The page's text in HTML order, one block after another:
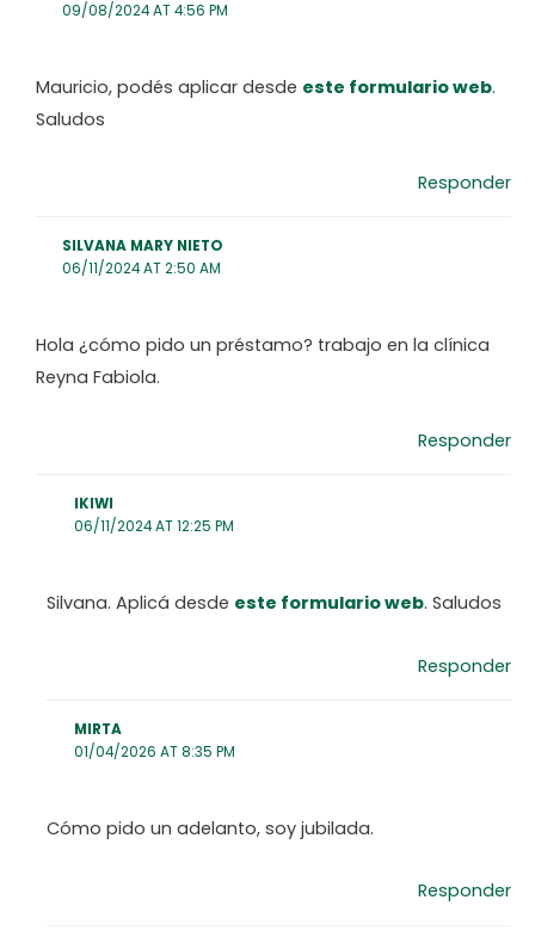
09/08/2024 AT 4:56 PM
Mauricio, podés aplicar desde este formulario web.
Saludos
Responder
SILVANA MARY NIETO
06/11/2024 AT 2:50 AM
Hola ¿cómo pido un préstamo? trabajo en la clínica
Reyna Fabiola.
Responder
IKIWI
06/11/2024 AT 12:25 PM
Silvana. Aplicá desde este formulario web. Saludos
Responder
MIRTA
01/04/2026 AT 8:35 PM
Cómo pido un adelanto, soy jubilada.
Responder